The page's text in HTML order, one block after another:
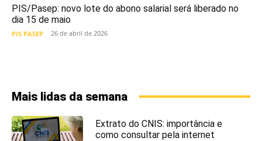
PIS/Pasep: novo lote do abono salarial será liberado no
dia 15 de maio
PIS PASEP 26 de abril de 2026
Mais lidas da semana
Extrato do CNIS: importância e
como consultar pela internet